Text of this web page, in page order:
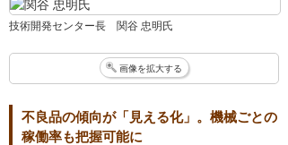
技術開発センター長 関谷 忠明氏
画像を拡大する
不良品の傾向が「見える化」。機械ごとの
稼働率も把握可能に